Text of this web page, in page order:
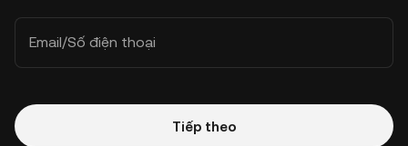
Email/Số điện thoại
Tiếp theo